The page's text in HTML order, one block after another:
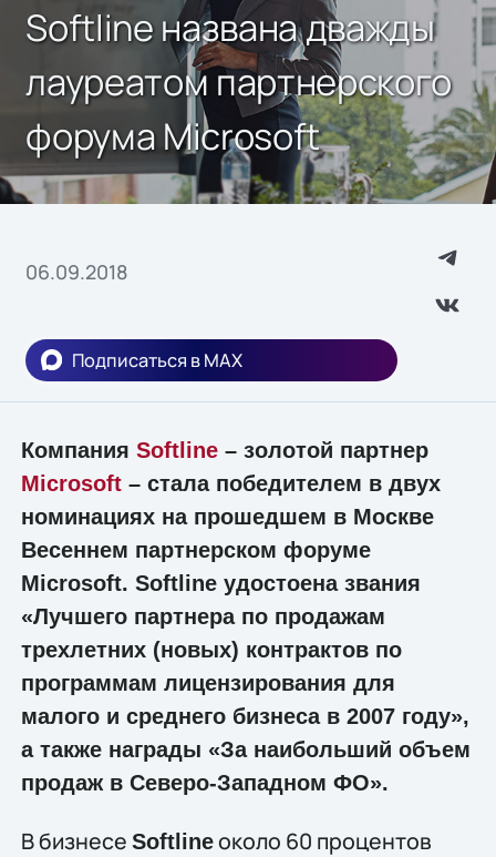
Softline названа дважды
лауреатом партнерского
форума Microsoft
06.09.2018
Подписаться в MAX
Компания Softline– золотой партнер
Microsoft– стала победителем в двух
номинациях на прошедшем в Москве
Весеннем партнерском форуме
Microsoft. Softline удостоена звания
«Лучшего партнера по продажам
трехлетних (новых) контрактов по
программам лицензирования для
малого и среднего бизнеса в 2007 году»,
а также награды «За наибольший объем
продаж в Северо-Западном ФО».
В бизнесе Softlineоколо 60 процентов